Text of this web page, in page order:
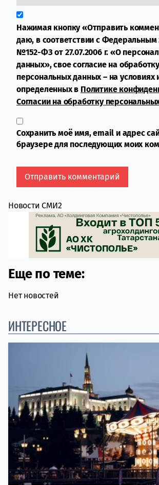
Нажимая кнопку «Отправить
даю, в соответствии с Федеральным
№152-ФЗ от 27.07.2006 г. «О
данных», свое согласие на
персональных данных – на условиях
определенных в Политике
Согласии на обработку
Сохранить моё имя, email и адрес
браузере для последующих моих
Новости СМИ2
Еще по теме:
Нет новостей
ИНТЕРЕСНОЕ